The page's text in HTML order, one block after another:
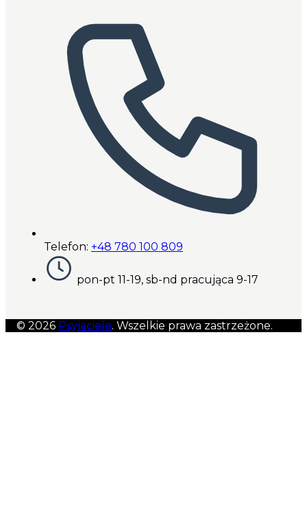
Telefon: +48 780 100 809
pon-pt 11-19, sb-nd pracująca 9-17
© 2026 Psyjaciele. Wszelkie prawa zastrzeżone.